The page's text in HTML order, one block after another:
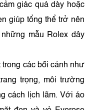
giác quá dày hoặc
giúp tổng thể trở nên
mẫu Rolex dây
các bối cảnh như
trọng, môi trường
cách lịch lãm. Với áo